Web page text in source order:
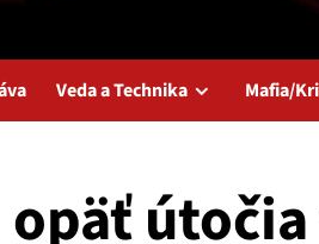
Veda a Technika Mafia/